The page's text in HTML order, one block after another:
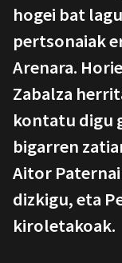
hogei bat
pertsonaiak
Arenara.
Zabalza
kontatu digu
bigarren
Aitor
dizkigu, eta
kiroletakoak.